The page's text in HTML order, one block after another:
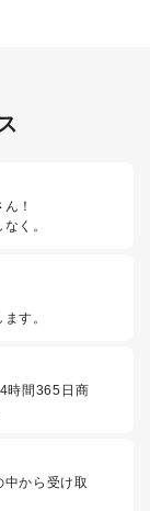
！
く。
す。
時間365日商
から受け取